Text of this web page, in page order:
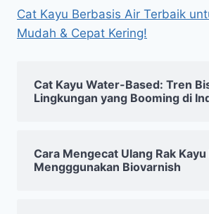
Cat Kayu Berbasis Air Terbaik
Mudah & Cepat Kering!
Cat Kayu Water-Based: Tren
Lingkungan yang Booming di
Cara Mengecat Ulang Rak
Mengggunakan Biovarnish